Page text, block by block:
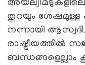
തുറയും ശേഷമുള്ള
നന്നായി
രാഷ്ട്രീയത്തില്‍
ബന്ധങ്ങളെല്ലാം